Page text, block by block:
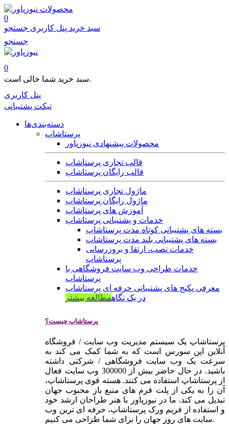
محصولات
0
سبد خرید پنل کاربری جستجو
جستجو
0
سبد خرید شما خالی است.
پنل کاربری
تیکت پشتیبانی
دسته‌بندی‌ها
پرستاشاپ
محصولات پیشنهادی نیوزپاور
قالب تجاری پرستاشاپ
قالب رایگان پرستاشاپ
ماژول تجاری پرستاشاپ
ماژول رایگان پرستاشاپ
آموزش های پرستاشاپ
خدمات و پشتیبانی پرستاشاپ
بسته های پشتیبانی کوتاه مدت پرستاشاپ
بسته های پشتیبانی بلند مدت پرستاشاپ
خدمات نصب، ارتقا و بروزرسانی
پرستاشاپ
خدمات طراحی وب سایت فروشگاهی با
پرستاشاپ
معرفی پکیج های پشتیبانی حرفه ای پرستاشاپ
در یک نگاهمطالعه بیشتر
پرستاشاپ چیست؟
پرستاشاپ یک سیستم مدیریت وب سایت / فروشگاه
آنلاین اپن سورس است که به شما کمک می کند به
سرعت یک وب سایت فروشگاهی / شرکتی داشته
باشید. در حال حاضر بیش از 300000 وب سایت فعال
از پرستاشاپ استفاده می کنند. هسته قوی پرستاشاپ،
آن را به یکی از پلت فرم های منبع باز محبوب جهان
تبدیل می کند. ما در نیوزپاور با هنر طراحان ارشد خود
و استفاده از فریم ورک پرستاشاپ، حرفه ای ترین وب
سایت های روز جهان را برای شما طراحی می کنیم.